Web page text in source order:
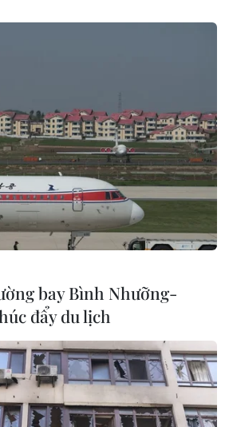
bay Bình Nhưỡng-
đẩy du lịch